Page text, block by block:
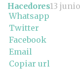
Hacedores13
Whatsapp
Twitter
Facebook
Email
Copiar url